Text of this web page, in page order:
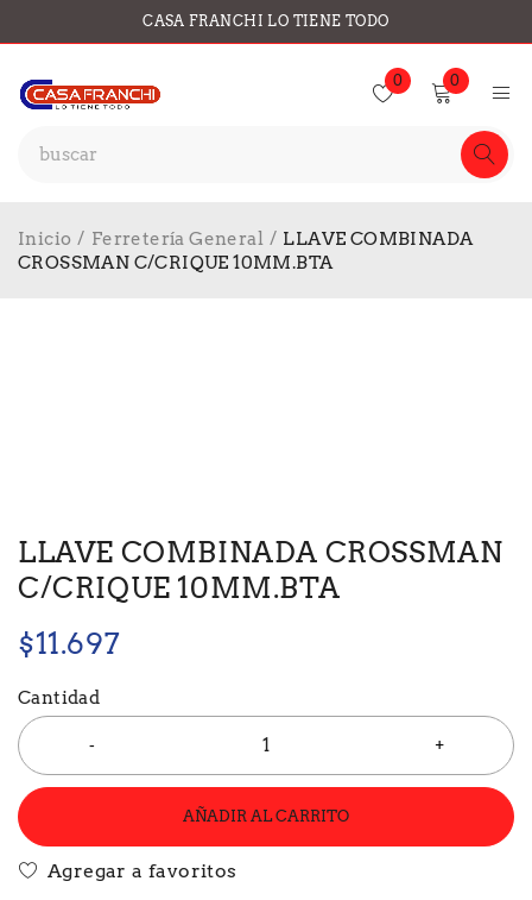
CASA FRANCHI LO TIENE TODO
0 0
Inicio / Ferretería General / LLAVE COMBINADA
CROSSMAN C/CRIQUE 10MM.BTA
LLAVE COMBINADA CROSSMAN
C/CRIQUE 10MM.BTA
$11.697
Cantidad
AÑADIR AL CARRITO